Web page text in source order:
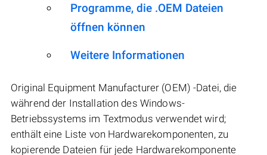
Programme, die .OEM Dateien
öffnen können
Weitere Informationen
Original Equipment Manufacturer (OEM) -Datei, die
während der Installation des Windows-
Betriebssystems im Textmodus verwendet wird;
enthält eine Liste von Hardwarekomponenten, zu
kopierende Dateien für jede Hardwarekomponente